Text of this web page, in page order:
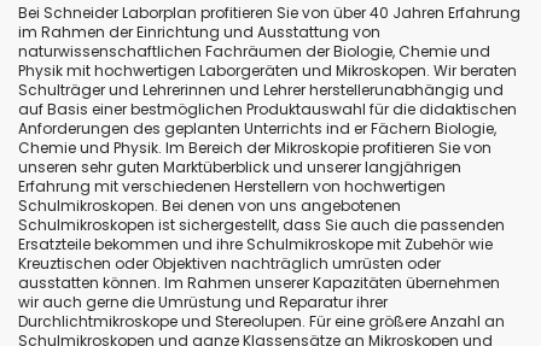
Bei Schneider Laborplan profitieren Sie von über 40 Jahren Erfahrung
im Rahmen der Einrichtung und Ausstattung von
naturwissenschaftlichen Fachräumen der Biologie, Chemie und
Physik mit hochwertigen Laborgeräten und Mikroskopen. Wir beraten
Schulträger und Lehrerinnen und Lehrer herstellerunabhängig und
auf Basis einer bestmöglichen Produktauswahl für die didaktischen
Anforderungen des geplanten Unterrichts ind er Fächern Biologie,
Chemie und Physik. Im Bereich der Mikroskopie profitieren Sie von
unseren sehr guten Marktüberblick und unserer langjährigen
Erfahrung mit verschiedenen Herstellern von hochwertigen
Schulmikroskopen. Bei denen von uns angebotenen
Schulmikroskopen ist sichergestellt, dass Sie auch die passenden
Ersatzteile bekommen und ihre Schulmikroskope mit Zubehör wie
Kreuztischen oder Objektiven nachträglich umrüsten oder
ausstatten können. Im Rahmen unserer Kapazitäten übernehmen
wir auch gerne die Umrüstung und Reparatur ihrer
Durchlichtmikroskope und Stereolupen. Für eine größere Anzahl an
Schulmikroskopen und ganze Klassensätze an Mikroskopen und